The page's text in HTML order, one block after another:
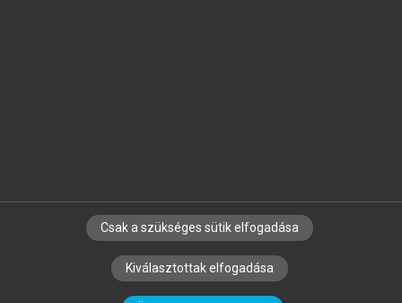
SZERZŐKNEK CÉGEKNEK KÖNYVTÁROSOKNAK
SZERKESZTÉSI ÉS LEKTORÁLÁSI ALAPELVEK
Csak a szükséges sütik elfogadása
Kiválasztottak elfogadása